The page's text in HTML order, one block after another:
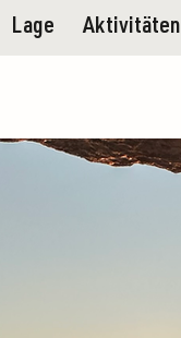
Lage Aktivitäten